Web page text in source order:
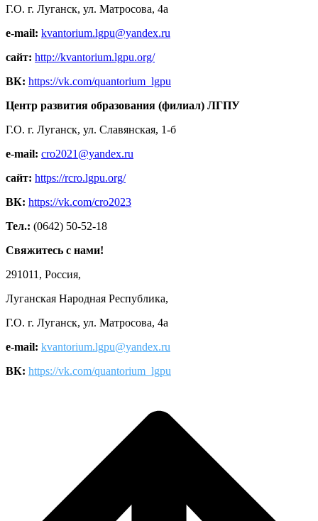
Г.О. г. Луганск, ул. Матросова, 4а
e-mail: kvantorium.lgpu@yandex.ru
сайт: http://kvantorium.lgpu.org/
ВК: https://vk.com/quantorium_lgpu
Центр развития образования (филиал) ЛГПУ
Г.О. г. Луганск, ул. Славянская, 1-б
e-mail: cro2021@yandex.ru
сайт: https://rcro.lgpu.org/
ВК: https://vk.com/cro2023
Тел.: (0642) 50-52-18
Свяжитесь с нами!
291011, Россия,
Луганская Народная Республика,
Г.О. г. Луганск, ул. Матросова, 4а
e-mail: kvantorium.lgpu@yandex.ru
ВК: https://vk.com/quantorium_lgpu